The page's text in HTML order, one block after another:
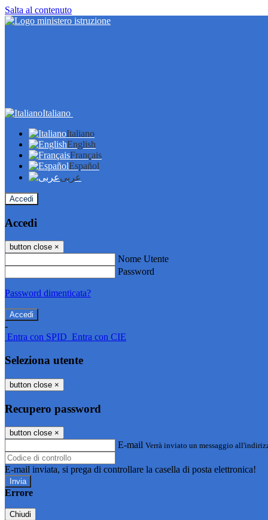
Salta al contenuto
Italiano
Italiano
English
Français
Español
عربى
Accedi
Accedi
button close ×
Nome Utente
Password
Password dimenticata?
-
Entra con SPID Entra con CIE
Seleziona utente
button close ×
Recupero password
button close ×
E-mail Verrà inviato un messaggio
E-mail inviata, si prega di controllare la casella di posta elettronica!
Errore
Chiudi